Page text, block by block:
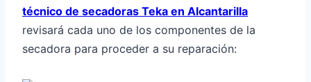
técnico de secadoras Teka en Alcantarilla
revisará cada uno de los componentes de la
secadora para proceder a su reparación: